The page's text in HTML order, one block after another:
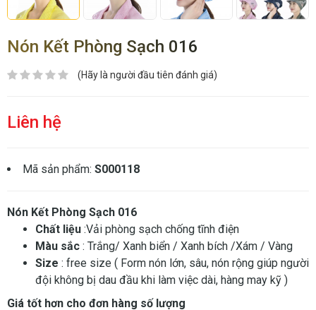
Nón Kết Phòng Sạch 016
(Hãy là người đầu tiên đánh giá)
Liên hệ
Mã sản phẩm: S000118
Nón Kết Phòng Sạch 016
Chất liệu :Vải phòng sạch chống tĩnh điện
Màu sắc : Trắng/ Xanh biển / Xanh bích /Xám / Vàng
Size : free size ( Form nón lớn, sâu, nón rộng giúp người
đội không bị dau đầu khi làm việc dài, hàng may kỹ )
Giá tốt hơn cho đơn hàng số lượng